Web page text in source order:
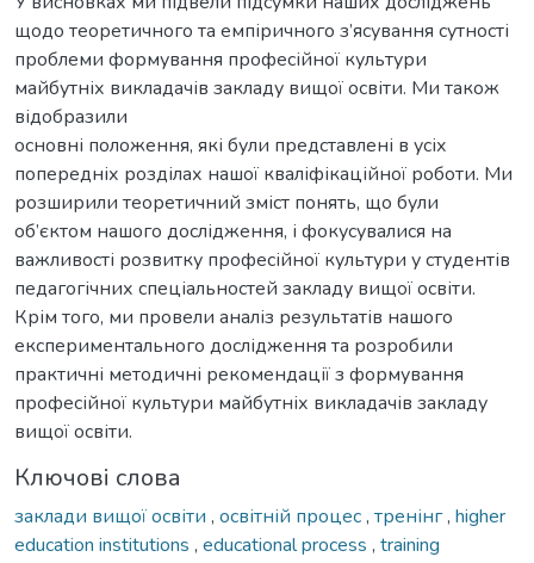
щодо теоретичного та емпіричного з’ясування сутності
проблеми формування професійної культури
майбутніх викладачів закладу вищої освіти. Ми також
відобразили
основні положення, які були представлені в усіх
попередніх розділах нашої кваліфікаційної роботи. Ми
розширили теоретичний зміст понять, що були
об’єктом нашого дослідження, і фокусувалися на
важливості розвитку професійної культури у студентів
педагогічних спеціальностей закладу вищої освіти.
Крім того, ми провели аналіз результатів нашого
експериментального дослідження та розробили
практичні методичні рекомендації з формування
професійної культури майбутніх викладачів закладу
вищої освіти.
Ключові слова
заклади вищої освіти , освітній процес, тренінг, higher
education institutions , educational process , training